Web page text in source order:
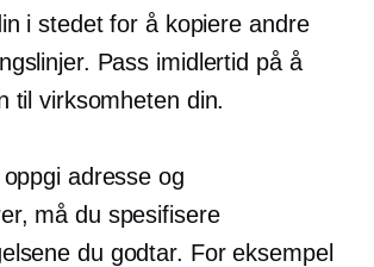
i stedet for å kopiere andre
Pass imidlertid på å
til virksomheten din.
adresse og
må du spesifisere
du godtar. For eksempel